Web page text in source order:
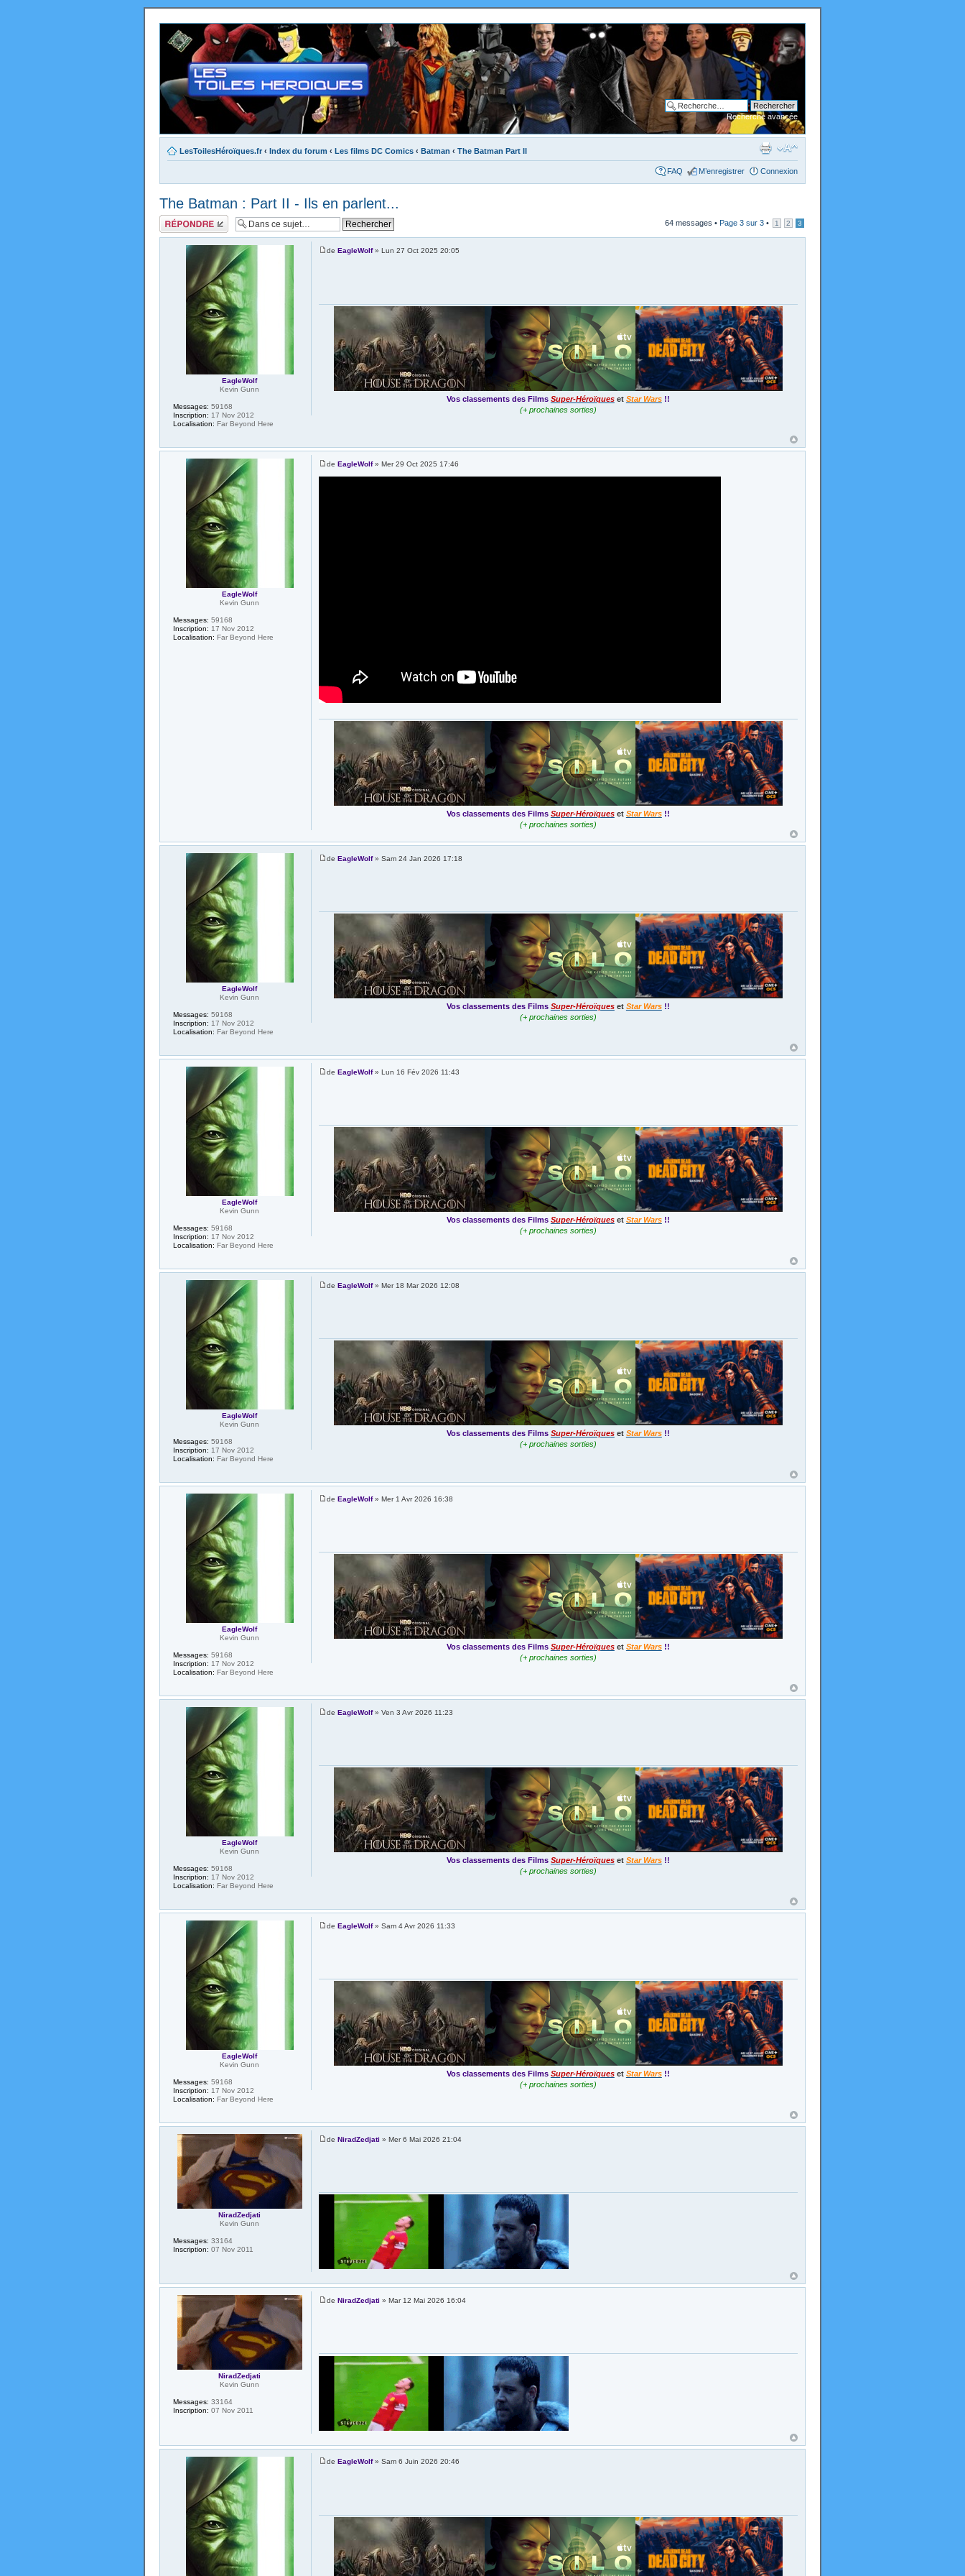
Recherche avancée
LesToilesHéroïques.fr ‹ Index du forum ‹ Les films DC Comics ‹ Batman ‹ The Batman Part II
FAQ M’enregistrer Connexion
The Batman : Part II - Ils en parlent...
Répondre 64 messages • Page 3 sur 3 • 1 2 3
de EagleWolf» Lun 27 Oct 2025 20:05
Vos classements des Films Super-Héroïques et Star Wars !!
(+ prochaines sorties)
EagleWolf
Kevin Gunn
Messages: 59168
Inscription: 17 Nov 2012
Localisation: Far Beyond Here
de EagleWolf» Mer 29 Oct 2025 17:46
Vos classements des Films Super-Héroïques et Star Wars !!
(+ prochaines sorties)
EagleWolf
Kevin Gunn
Messages: 59168
Inscription: 17 Nov 2012
Localisation: Far Beyond Here
de EagleWolf» Sam 24 Jan 2026 17:18
Vos classements des Films Super-Héroïques et Star Wars !!
(+ prochaines sorties)
EagleWolf
Kevin Gunn
Messages: 59168
Inscription: 17 Nov 2012
Localisation: Far Beyond Here
de EagleWolf» Lun 16 Fév 2026 11:43
Vos classements des Films Super-Héroïques et Star Wars !!
(+ prochaines sorties)
EagleWolf
Kevin Gunn
Messages: 59168
Inscription: 17 Nov 2012
Localisation: Far Beyond Here
de EagleWolf» Mer 18 Mar 2026 12:08
Vos classements des Films Super-Héroïques et Star Wars !!
(+ prochaines sorties)
EagleWolf
Kevin Gunn
Messages: 59168
Inscription: 17 Nov 2012
Localisation: Far Beyond Here
de EagleWolf» Mer 1 Avr 2026 16:38
Vos classements des Films Super-Héroïques et Star Wars !!
(+ prochaines sorties)
EagleWolf
Kevin Gunn
Messages: 59168
Inscription: 17 Nov 2012
Localisation: Far Beyond Here
de EagleWolf» Ven 3 Avr 2026 11:23
Vos classements des Films Super-Héroïques et Star Wars !!
(+ prochaines sorties)
EagleWolf
Kevin Gunn
Messages: 59168
Inscription: 17 Nov 2012
Localisation: Far Beyond Here
de EagleWolf» Sam 4 Avr 2026 11:33
Vos classements des Films Super-Héroïques et Star Wars !!
(+ prochaines sorties)
EagleWolf
Kevin Gunn
Messages: 59168
Inscription: 17 Nov 2012
Localisation: Far Beyond Here
de NiradZedjati » Mer 6 Mai 2026 21:04
NiradZedjati
Kevin Gunn
Messages: 33164
Inscription: 07 Nov 2011
de NiradZedjati » Mar 12 Mai 2026 16:04
NiradZedjati
Kevin Gunn
Messages: 33164
Inscription: 07 Nov 2011
de EagleWolf» Sam 6 Juin 2026 20:46